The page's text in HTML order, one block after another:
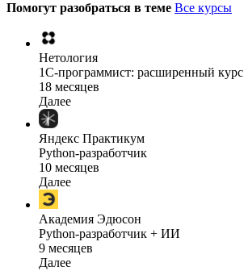
Помогут разобраться в теме Все курсы
Нетология
1C-программист: расширенный курс
18 месяцев
Далее
Яндекс Практикум
Python-разработчик
10 месяцев
Далее
Академия Эдюсон
Python-разработчик + ИИ
9 месяцев
Далее